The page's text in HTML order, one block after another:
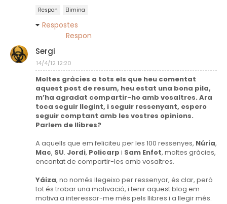
Respon Elimina
Respostes
Respon
Sergi
14/4/12 12:20
Moltes gràcies a tots els que heu comentat
aquest post de resum, heu estat una bona pila,
m’ha agradat compartir-ho amb vosaltres. Ara
toca seguir llegint, i seguir ressenyant, espero
seguir comptant amb les vostres opinions.
Parlem de llibres?
A aquells que em feliciteu per les 100 ressenyes, Núria,
Mac, SU. Jordi, Policarp i Sam Enfot, moltes gràcies,
encantat de compartir-les amb vosaltres.
Yáiza, no només llegeixo per ressenyar, és clar, però
tot és trobar una motivació, i tenir aquest blog em
motiva a interessar-me més pels llibres i a llegir més.